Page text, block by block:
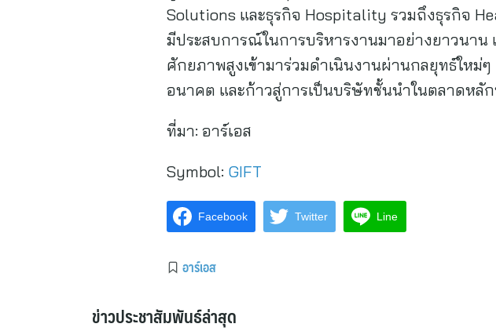
Solutions และธุรกิจ Hospitality รวมถึงธุรกิจ
มีประสบการณ์ในการบริหารงานมาอย่างยาวนา
ศักยภาพสูงเข้ามาร่วมดำเนินงานผ่านกลยุทธ์ใหม่
อนาคต และก้าวสู่การเป็นบริษัทชั้นนำในตลาดหลั
ที่มา: อาร์เอส
Symbol: GIFT
Facebook Twitter Line
อาร์เอส
ข่าวประชาสัมพันธ์ล่าสุด